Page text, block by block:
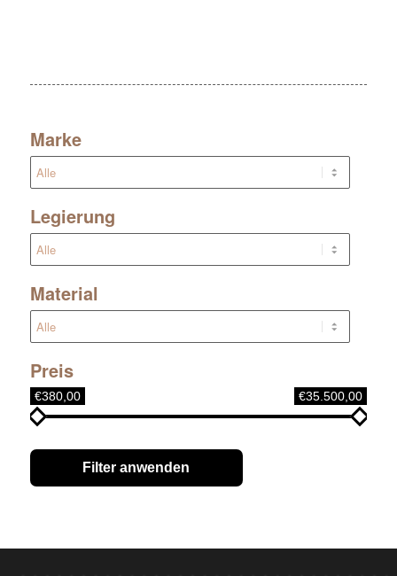
Marke
Legierung
Material
Preis
€380,00 €35.500,00
Filter anwenden